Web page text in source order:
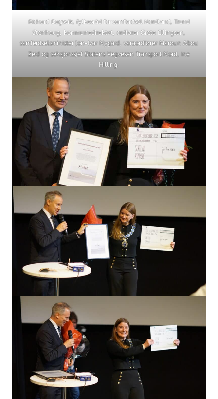
Richard Dagsvik, fylkesråd for samferdsel Nordland, Trond
Stenhaug, kommunedirektøt, ordfører Grete Ellingsen,
samferdselsminister Jon-Ivar Nygård, varaordfører Maroun Abou
Zeid og seksjonssjef Statens Vegvesen Transport Nord, Ine
Hilling.